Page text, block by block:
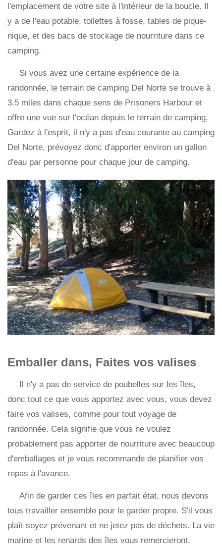
l'emplacement de votre site à l'intérieur de la boucle. Il
y a de l'eau potable, toilettes à fosse, tables de pique-
nique, et des bacs de stockage de nourriture dans ce
camping.
Si vous avez une certaine expérience de la
randonnée, le terrain de camping Del Norte se trouve à
3,5 miles dans chaque sens de Prisoners Harbour et
offre une vue sur l'océan depuis le terrain de camping.
Gardez à l'esprit, il n'y a pas d'eau courante au camping
Del Norte, prévoyez donc d'apporter environ un gallon
d'eau par personne pour chaque jour de camping.
Emballer dans, Faites vos valises
Il n'y a pas de service de poubelles sur les îles,
donc tout ce que vous apportez avec vous, vous devez
faire vos valises, comme pour tout voyage de
randonnée. Cela signifie que vous ne voulez
probablement pas apporter de nourriture avec beaucoup
d'emballages et je vous recommande de planifier vos
repas à l'avance.
Afin de garder ces îles en parfait état, nous devons
tous travailler ensemble pour le garder propre. S'il vous
plaît soyez prévenant et ne jetez pas de déchets. La vie
marine et les renards des îles vous remercieront.